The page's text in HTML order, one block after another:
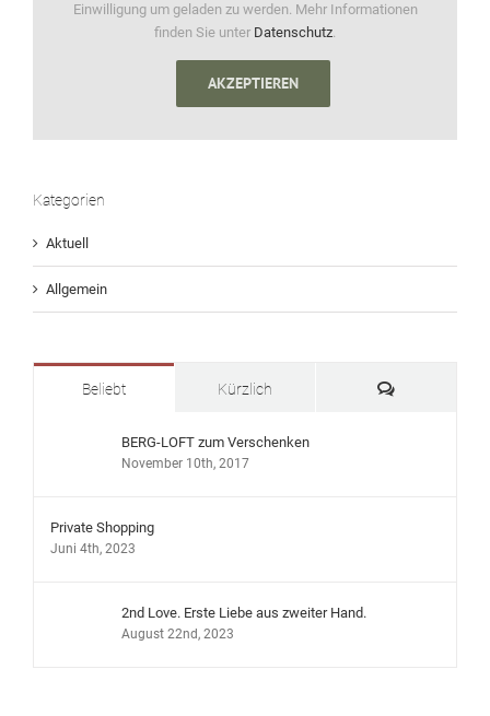
Einwilligung um geladen zu werden. Mehr Informationen
finden Sie unter Datenschutz.
AKZEPTIEREN
Kategorien
Aktuell
Allgemein
Beliebt Kürzlich Kommentare
BERG-LOFT zum Verschenken
November 10th, 2017
Private Shopping
Juni 4th, 2023
2nd Love. Erste Liebe aus zweiter Hand.
August 22nd, 2023